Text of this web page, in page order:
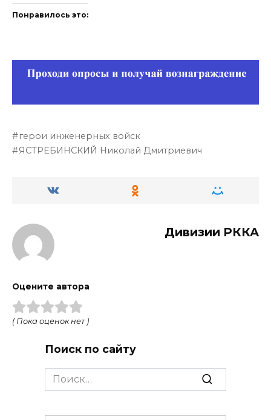
Понравилось это:
герои инженерных войск
ЯСТРЕБИНСКИЙ Николай Дмитриевич
Дивизии РККА
Оцените автора
( Пока оценок нет )
Поиск по сайту
Search
for: